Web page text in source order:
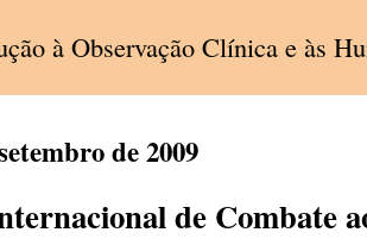
à Observação Clínica e às
de 2009
de Combate